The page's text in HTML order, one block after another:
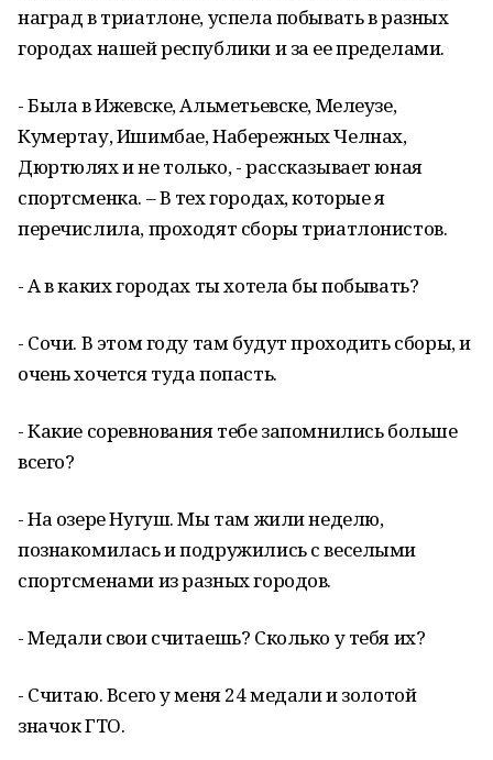
наград в триатлоне, успела побывать в разных
городах нашей республики и за ее пределами.
- Была в Ижевске, Альметьевске, Мелеузе,
Кумертау, Ишимбае, Набережных Челнах,
Дюртюлях и не только, - рассказывает юная
спортсменка. – В тех городах, которые я
перечислила, проходят сборы триатлонистов.
- А в каких городах ты хотела бы побывать?
- Сочи. В этом году там будут проходить сборы, и
очень хочется туда попасть.
- Какие соревнования тебе запомнились больше
всего?
- На озере Нугуш. Мы там жили неделю,
познакомилась и подружились с веселыми
спортсменами из разных городов.
- Медали свои считаешь? Сколько у тебя их?
- Считаю. Всего у меня 24 медали и золотой
значок ГТО.